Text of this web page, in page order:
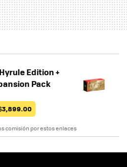
Edition +
Pack
3,899.00
comisión por estos enlaces